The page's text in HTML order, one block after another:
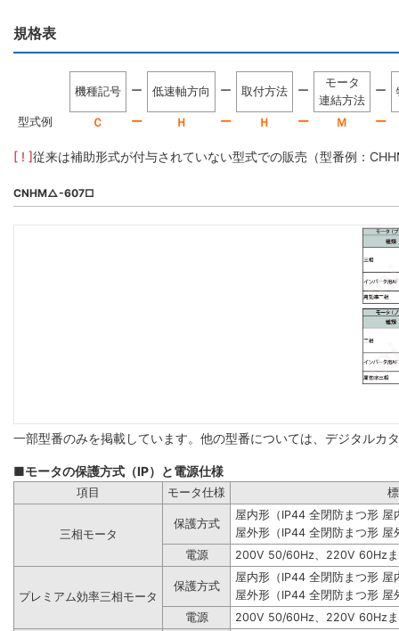
規格表
機種記号 ー 低速軸方向 ー 取付方法 ー
モータ
連結方法
ー
型式例 Ｃ ー Ｈ ー Ｈ ー Ｍ ー
[ ! ]従来は補助形式が付与されていない型式での販売（型番例：
CNHM△-607□
一部型番のみを掲載しています。他の型番については、デジタルカ
■モータの保護方式（IP）と電源仕様
項目 モータ仕様
三相モータ
保護方式
屋内形（IP44 全閉防まつ形 屋
屋外形（IP44 全閉防まつ形 屋
電源
200V 50/60Hz、220V 60Hz
プレミアム効率三相モータ
保護方式
屋内形（IP44 全閉防まつ形 屋
屋外形（IP44 全閉防まつ形 屋
電源
200V 50/60Hz、220V 60Hz